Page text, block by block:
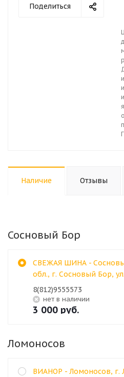
Поделиться
Наличие Отзывы
Сосновый Бор
СВЕЖАЯ ШИНА -
обл., г. Сосновый Бор,
8(812)9555573
Нет в наличии
3 000 руб.
Ломоносов
ВИАНОР - Ломоносов, г.